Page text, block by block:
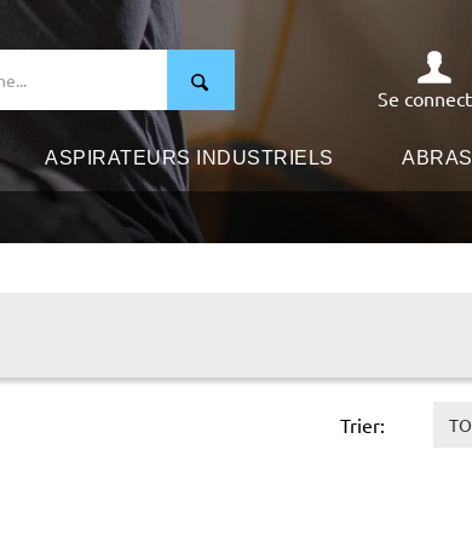
Se
ASPIRATEURS INDUSTRIELS
Trier: